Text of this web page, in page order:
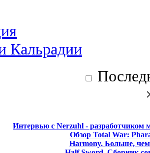
Интервью с Nerzuhl - разработчиком
Обзор Total War:
Harmony. Больше,